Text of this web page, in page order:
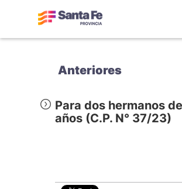
Anteriores
Para dos hermanos
años (C.P. N° 37/23)